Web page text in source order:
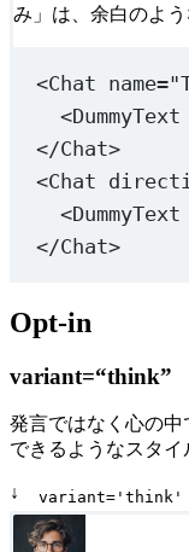
み」は、余白のよう
<Chat name=
<DummyText
</Chat>
<Chat
<DummyText
</Chat>
Opt-in
variant=“think”
発言ではなく心の中
できるようなスタイ
↓ variant='think'